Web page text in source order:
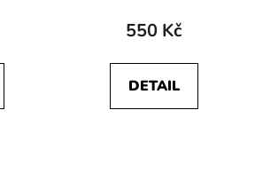
550 Kč
DETAIL